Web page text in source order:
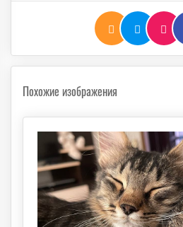
Похожие изображения